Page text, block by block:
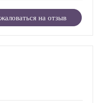
на отзыв